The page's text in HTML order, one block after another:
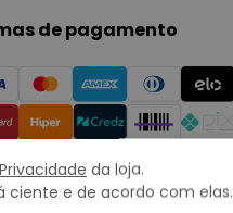
da loja.
ciente e de acordo com elas.
de pagamento